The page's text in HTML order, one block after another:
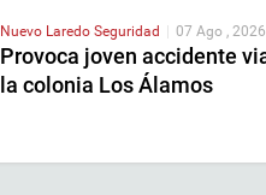
Nuevo Laredo Seguridad | 07 Ago , 2026
Provoca joven accidente
la colonia Los Álamos